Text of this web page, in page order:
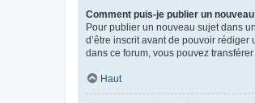
Comment puis-je publier un
Pour publier un nouveau sujet dans
d’être inscrit avant de pouvoir
dans ce forum, vous pouvez
Haut